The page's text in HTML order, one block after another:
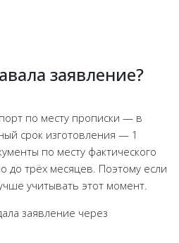
заявление?
по месту прописки — в
срок изготовления — 1
по месту фактического
до трёх месяцев. Поэтому если
учитывать этот момент.
заявление через